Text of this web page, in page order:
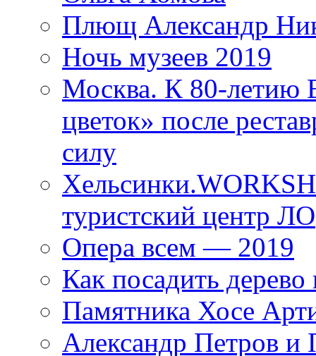
Плющ Александр
Ночь музеев 2019
Москва. К 80-
цветок» после
силу
туристский центр ЛО
Опера всем — 2019
Как посадить дерево
Памятника Хосе
Александр Петров и